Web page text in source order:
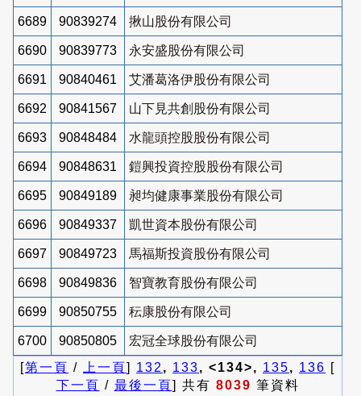
6689 90839274 揪山股份有限公司
6690 90839773 永安盛股份有限公司
6691 90840461 艾潘葛洛伊股份有限公司
6692 90841567 山下見共創股份有限公司
6693 90848484 水龍頭控股股份有限公司
6694 90848631 鎧興投資控股股份有限公司
6695 90849189 昶均健康事業股份有限公司
6696 90849337 凱世資本股份有限公司
6697 90849723 馬福斯投資股份有限公司
6698 90849836 智寶教育股份有限公司
6699 90850755 秐康股份有限公司
6700 90850805
宏冠全球股份有限公司
[第一頁 / 上一頁] 132 , 133, <134>, 135, 136 [
下一頁 / 最後一頁] 共有 8039 筆資料